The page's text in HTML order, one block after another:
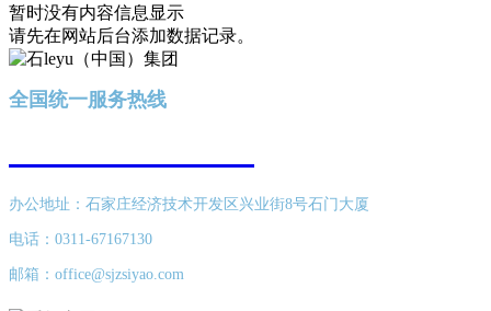
暂时没有内容信息显示
请先在网站后台添加数据记录。
全国统一服务热线
办公地址：石家庄经济技术开发区兴业街8号石门大厦
电话：0311-67167130
邮箱：office@sjzsiyao.com